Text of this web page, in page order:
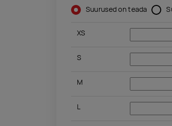
Suurused on teada
XS
S
M
L